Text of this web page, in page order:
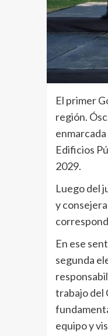
El primer
región.
Edificios
2029.
Luego del
y
En ese
segunda
trabajo del
equipo y